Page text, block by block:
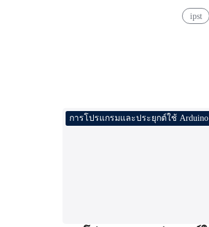
ipst
การโปรแกรมและประยุกต์ใช้ Arduino